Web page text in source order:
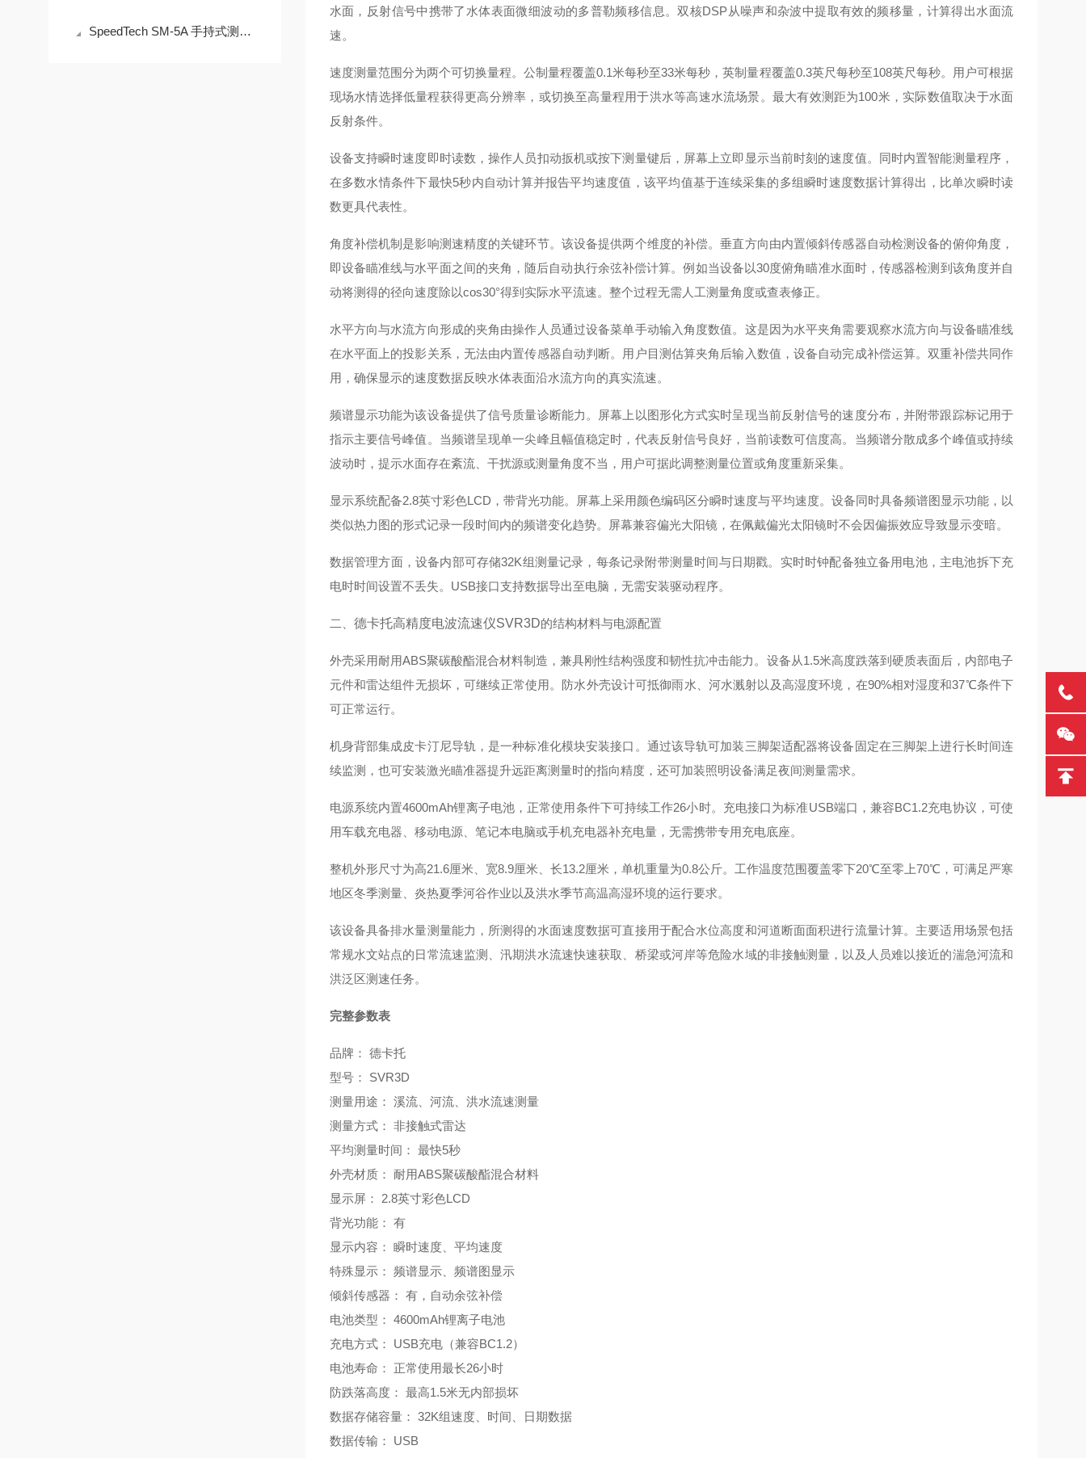
SpeedTech SM-5A 手持式测深仪操作误差来源与现场应用技术规范
水面，反射信号中携带了水体表面微细波动的多普勒频移信息。双核DSP从噪声和杂波中提取有效的频移量，计算得出水面流
速。
速度测量范围分为两个可切换量程。公制量程覆盖0.1米每秒至33米每秒，英制量程覆盖0.3英尺每秒至108英尺每秒。用户可根据
现场水情选择低量程获得更高分辨率，或切换至高量程用于洪水等高速水流场景。最大有效测距为100米，实际数值取决于水面
反射条件。
设备支持瞬时速度即时读数，操作人员扣动扳机或按下测量键后，屏幕上立即显示当前时刻的速度值。同时内置智能测量程序，
在多数水情条件下最快5秒内自动计算并报告平均速度值，该平均值基于连续采集的多组瞬时速度数据计算得出，比单次瞬时读
数更具代表性。
角度补偿机制是影响测速精度的关键环节。该设备提供两个维度的补偿。垂直方向由内置倾斜传感器自动检测设备的俯仰角度，
即设备瞄准线与水平面之间的夹角，随后自动执行余弦补偿计算。例如当设备以30度俯角瞄准水面时，传感器检测到该角度并自
动将测得的径向速度除以cos30°得到实际水平流速。整个过程无需人工测量角度或查表修正。
水平方向与水流方向形成的夹角由操作人员通过设备菜单手动输入角度数值。这是因为水平夹角需要观察水流方向与设备瞄准线
在水平面上的投影关系，无法由内置传感器自动判断。用户目测估算夹角后输入数值，设备自动完成补偿运算。双重补偿共同作
用，确保显示的速度数据反映水体表面沿水流方向的真实流速。
频谱显示功能为该设备提供了信号质量诊断能力。屏幕上以图形化方式实时呈现当前反射信号的速度分布，并附带跟踪标记用于
指示主要信号峰值。当频谱呈现单一尖峰且幅值稳定时，代表反射信号良好，当前读数可信度高。当频谱分散成多个峰值或持续
波动时，提示水面存在紊流、干扰源或测量角度不当，用户可据此调整测量位置或角度重新采集。
显示系统配备2.8英寸彩色LCD，带背光功能。屏幕上采用颜色编码区分瞬时速度与平均速度。设备同时具备频谱图显示功能，以
类似热力图的形式记录一段时间内的频谱变化趋势。屏幕兼容偏光大阳镜，在佩戴偏光太阳镜时不会因偏振效应导致显示变暗。
数据管理方面，设备内部可存储32K组测量记录，每条记录附带测量时间与日期戳。实时时钟配备独立备用电池，主电池拆下充
电时时间设置不丢失。USB接口支持数据导出至电脑，无需安装驱动程序。
二、 德卡托高精度电波流速仪SVR3D的结构材料与电源配置
外壳采用耐用ABS聚碳酸酯混合材料制造，兼具刚性结构强度和韧性抗冲击能力。设备从1.5米高度跌落到硬质表面后，内部电子
元件和雷达组件无损坏，可继续正常使用。防水外壳设计可抵御雨水、河水溅射以及高湿度环境，在90%相对湿度和37℃条件下
可正常运行。
机身背部集成皮卡汀尼导轨，是一种标准化模块安装接口。通过该导轨可加装三脚架适配器将设备固定在三脚架上进行长时间连
续监测，也可安装激光瞄准器提升远距离测量时的指向精度，还可加装照明设备满足夜间测量需求。
电源系统内置4600mAh锂离子电池，正常使用条件下可持续工作26小时。充电接口为标准USB端口，兼容BC1.2充电协议，可使
用车载充电器、移动电源、笔记本电脑或手机充电器补充电量，无需携带专用充电底座。
整机外形尺寸为高21.6厘米、宽8.9厘米、长13.2厘米，单机重量为0.8公斤。工作温度范围覆盖零下20℃至零上70℃，可满足严寒
地区冬季测量、炎热夏季河谷作业以及洪水季节高温高湿环境的运行要求。
该设备具备排水量测量能力，所测得的水面速度数据可直接用于配合水位高度和河道断面面积进行流量计算。主要适用场景包括
常规水文站点的日常流速监测、汛期洪水流速快速获取、桥梁或河岸等危险水域的非接触测量，以及人员难以接近的湍急河流和
洪泛区测速任务。
完整参数表
品牌： 德卡托
型号： SVR3D
测量用途： 溪流、河流、洪水流速测量
测量方式： 非接触式雷达
平均测量时间： 最快5秒
外壳材质： 耐用ABS聚碳酸酯混合材料
显示屏： 2.8英寸彩色LCD
背光功能： 有
显示内容： 瞬时速度、平均速度
特殊显示： 频谱显示、频谱图显示
倾斜传感器： 有，自动余弦补偿
电池类型： 4600mAh锂离子电池
充电方式： USB充电（兼容BC1.2）
电池寿命： 正常使用最长26小时
防跌落高度： 最高1.5米无内部损坏
数据存储容量： 32K组速度、时间、日期数据
数据传输： USB